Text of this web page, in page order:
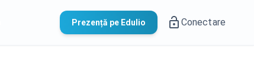
Prezență pe Edulio Conectare